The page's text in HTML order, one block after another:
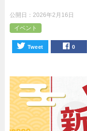
公開日： 2026年2月16日
イベント
Tweet 0